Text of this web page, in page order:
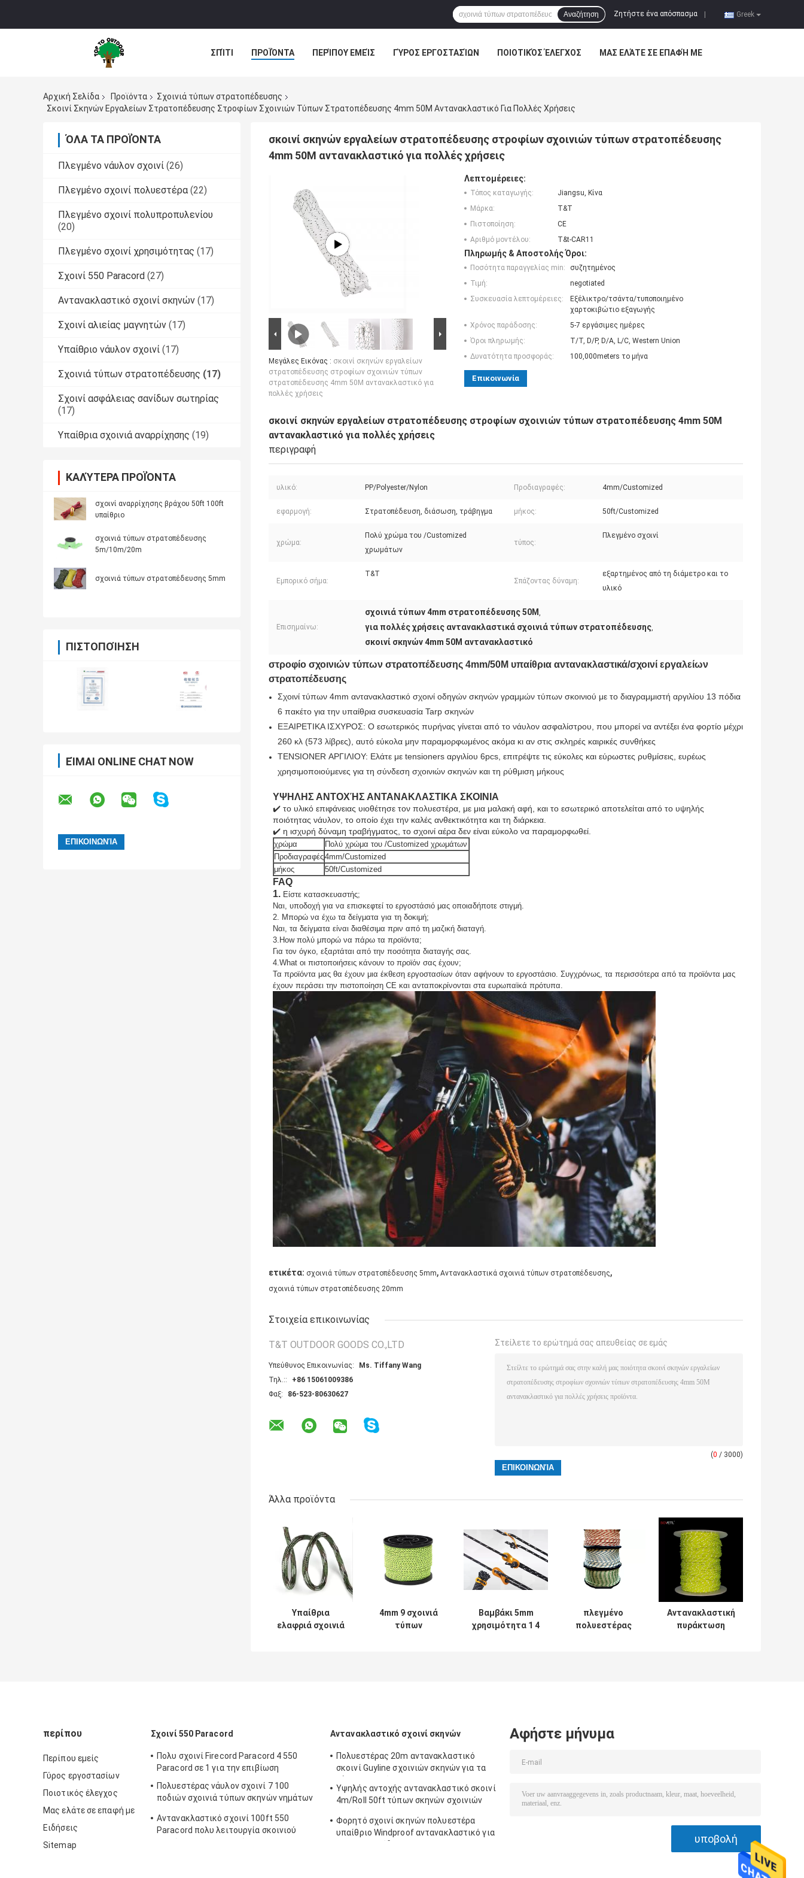
Greek
Ζητήστε ένα απόσπασμα
Αναζήτηση
ΣΠΊΤΙ ΠΡΟΪΌΝΤΑ ΠΕΡΊΠΟΥ ΕΜΕΊΣ ΓΎΡΟΣ ΕΡΓΟΣΤΑΣΊΩΝ ΠΟΙΟΤΙΚΌΣ ΈΛΕΓΧΟΣ ΜΑΣ ΕΛΆΤΕ ΣΕ ΕΠΑΦΉ ΜΕ
Αρχική Σελίδα Προϊόντα
Σχοινιά τύπων στρατοπέδευσης
Σκοινί Σκηνών Εργαλείων Στρατοπέδευσης Στροφίων Σχοινιών Τύπων Στρατοπέδευσης 4mm 50M Αντανακλαστικό Για Πολλές Χρήσεις
ΌΛΑ ΤΑ ΠΡΟΪΌΝΤΑ
Πλεγμένο νάυλον σχοινί (26)
Πλεγμένο σχοινί πολυεστέρα (22)
Πλεγμένο σχοινί πολυπροπυλενίου
(20)
Πλεγμένο σχοινί χρησιμότητας (17)
Σχοινί 550 Paracord (27)
Αντανακλαστικό σχοινί σκηνών (17)
Σχοινί αλιείας μαγνητών (17)
Υπαίθριο νάυλον σχοινί (17)
Σχοινιά τύπων στρατοπέδευσης (17)
Σχοινί ασφάλειας σανίδων σωτηρίας
(17)
Υπαίθρια σχοινιά αναρρίχησης (19)
ΚΑΛΎΤΕΡΑ ΠΡΟΪΌΝΤΑ
σχοινί αναρρίχησης βράχου 50ft 100ft
υπαίθριο
σχοινιά τύπων στρατοπέδευσης
5m/10m/20m
σχοινιά τύπων στρατοπέδευσης 5mm
ΠΙΣΤΟΠΟΊΗΣΗ
ΕΊΜΑΙ ONLINE CHAT NOW
σκοινί σκηνών εργαλείων στρατοπέδευσης στροφίων σχοινιών τύπων στρατοπέδευσης
4mm 50M αντανακλαστικό για πολλές χρήσεις
Μεγάλες Εικόνας : σκοινί σκηνών εργαλείων
στρατοπέδευσης στροφίων σχοινιών τύπων
στρατοπέδευσης 4mm 50M αντανακλαστικό για
πολλές χρήσεις
Λεπτομέρειες:
Τόπος καταγωγής:
Jiangsu, Κίνα
Μάρκα:
T&T
Πιστοποίηση:
CE
Αριθμό μοντέλου:
T&t-CAR11
Πληρωμής & Αποστολής Όροι:
Ποσότητα παραγγελίας min:
συζητημένος
Τιμή:
negotiated
Συσκευασία λεπτομέρειες:
Εξέλικτρο/τσάντα/τυποποιημένο
χαρτοκιβώτιο εξαγωγής
Χρόνος παράδοσης:
5-7 εργάσιμες ημέρες
Όροι πληρωμής:
T/T, D/P, D/A, L/C, Western Union
Δυνατότητα προσφοράς:
100,000meters το μήνα
Επικοινωνία
σκοινί σκηνών εργαλείων στρατοπέδευσης στροφίων σχοινιών τύπων στρατοπέδευσης 4mm 50M
αντανακλαστικό για πολλές χρήσεις
περιγραφή
υλικό: PP/Polyester/Nylon Προδιαγραφές: 4mm/Customized
εφαρμογή: Στρατοπέδευση, διάσωση, τράβηγμα μήκος: 50ft/Customized
χρώμα:
Πολύ χρώμα του /Customized
χρωμάτων
τύπος:
Πλεγμένο σχοινί
Εμπορικό σήμα:
T&T
Σπάζοντας δύναμη:
εξαρτημένος από τη διάμετρο και το
υλικό
Επισημαίνω:
σχοινιά τύπων 4mm στρατοπέδευσης 50M
για πολλές χρήσεις αντανακλαστικά σχοινιά τύπων στρατοπέδευσης
σκοινί σκηνών 4mm 50M αντανακλαστικό
στροφίο σχοινιών τύπων στρατοπέδευσης 4mm/50M υπαίθρια αντανακλαστικά/σχοινί εργαλείων
στρατοπέδευσης
Σχοινί τύπων 4mm αντανακλαστικό σχοινί οδηγών σκηνών γραμμών τύπων σκοινιού με το διαγραμμιστή αργιλίου 13 πόδια
6 πακέτο για την υπαίθρια συσκευασία Tarp σκηνών
ΕΞΑΙΡΕΤΙΚΑ ΙΣΧΥΡΟΣ: Ο εσωτερικός πυρήνας γίνεται από το νάυλον ασφαλίστρου, που μπορεί να αντέξει ένα φορτίο μέχρι
260 κλ (573 λίβρες), αυτό εύκολα μην παραμορφωμένος ακόμα κι αν στις σκληρές καιρικές συνθήκες
TENSIONER ΑΡΓΙΛΙΟΥ: Ελάτε με tensioners αργιλίου 6pcs, επιτρέψτε τις εύκολες και εύρωστες ρυθμίσεις, ευρέως
χρησιμοποιούμενες για τη σύνδεση σχοινιών σκηνών και τη ρύθμιση μήκους
ΥΨΗΛΗΣ ΑΝΤΟΧΉΣ ΑΝΤΑΝΑΚΛΑΣΤΙΚΑ ΣΚΟΙΝΙΑ
✔️ το υλικό επιφάνειας υιοθέτησε τον πολυεστέρα, με μια μαλακή αφή, και το εσωτερικό αποτελείται από το υψηλής
ποιότητας νάυλον, το οποίο έχει την καλές ανθεκτικότητα και τη διάρκεια.
✔️ η ισχυρή δύναμη τραβήγματος, το σχοινί αέρα δεν είναι εύκολο να παραμορφωθεί.
χρώμα
Πολύ χρώμα του /Customized χρωμάτων
Προδιαγραφές4mm/Customized
μήκος
50ft/Customized
FAQ
1. Είστε κατασκευαστής;
Ναι, υποδοχή για να επισκεφτεί το εργοστάσιό μας οποιαδήποτε στιγμή.
2. Μπορώ να έχω τα δείγματα για τη δοκιμή;
Ναι, τα δείγματα είναι διαθέσιμα πριν από τη μαζική διαταγή.
3.How πολύ μπορώ να πάρω τα προϊόντα;
Για τον όγκο, εξαρτάται από την ποσότητα διαταγής σας.
4.What οι πιστοποιήσεις κάνουν το προϊόν σας έχουν;
Τα προϊόντα μας θα έχουν μια έκθεση εργοστασίων όταν αφήνουν το εργοστάσιο. Συγχρόνως, τα περισσότερα από τα προϊόντα μας
έχουν περάσει την πιστοποίηση CE και ανταποκρίνονται στα ευρωπαϊκά πρότυπα.
ετικέτα: σχοινιά τύπων στρατοπέδευσης 5mm, Αντανακλαστικά σχοινιά τύπων στρατοπέδευσης,
σχοινιά τύπων στρατοπέδευσης 20mm
Στοιχεία επικοινωνίας
T&T OUTDOOR GOODS CO.,LTD
Υπεύθυνος Επικοινωνίας:
Ms. Tiffany Wang
Τηλ.::
+86 15061009386
Φαξ:
86-523-80630627
Στείλετε το ερώτημά σας απευθείας σε εμάς
(0 / 3000)
Άλλα προϊόντα
Υπαίθρια
ελαφριά σχοινιά
4mm 9 σχοινιά
τύπων
Βαμβάκι 5mm
χρησιμότητα 1 4
πλεγμένο
πολυεστέρας
Αντανακλαστική
πυράκτωση
περίπου
Περίπου εμείς
Γύρος εργοστασίων
Ποιοτικός έλεγχος
Μας ελάτε σε επαφή με
Ειδήσεις
Sitemap
Σχοινί 550 Paracord
Πολυ σχοινί Firecord Paracord 4 550
Paracord σε 1 για την επιβίωση
Πολυεστέρας νάυλον σχοινί 7 100
ποδιών σχοινιά τύπων σκηνών νημάτων
Αντανακλαστικό σχοινί 100ft 550
Paracord πολυ λειτουργία σκοινιού
Αντανακλαστικό σχοινί σκηνών
Πολυεστέρας 20m αντανακλαστικό
σκοινί Guyline σχοινιών σκηνών για τα
Υψηλής αντοχής αντανακλαστικό σκοινί
4m/Roll 50ft τύπων σκηνών σχοινιών
Φορητό σχοινί σκηνών πολυεστέρα
υπαίθριο Windproof αντανακλαστικό για
Αφήστε μήνυμα